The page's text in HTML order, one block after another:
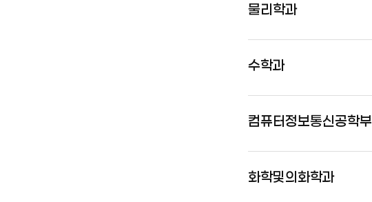
물리학과
수학과
컴퓨터정보통신공학부
화학및의화학과